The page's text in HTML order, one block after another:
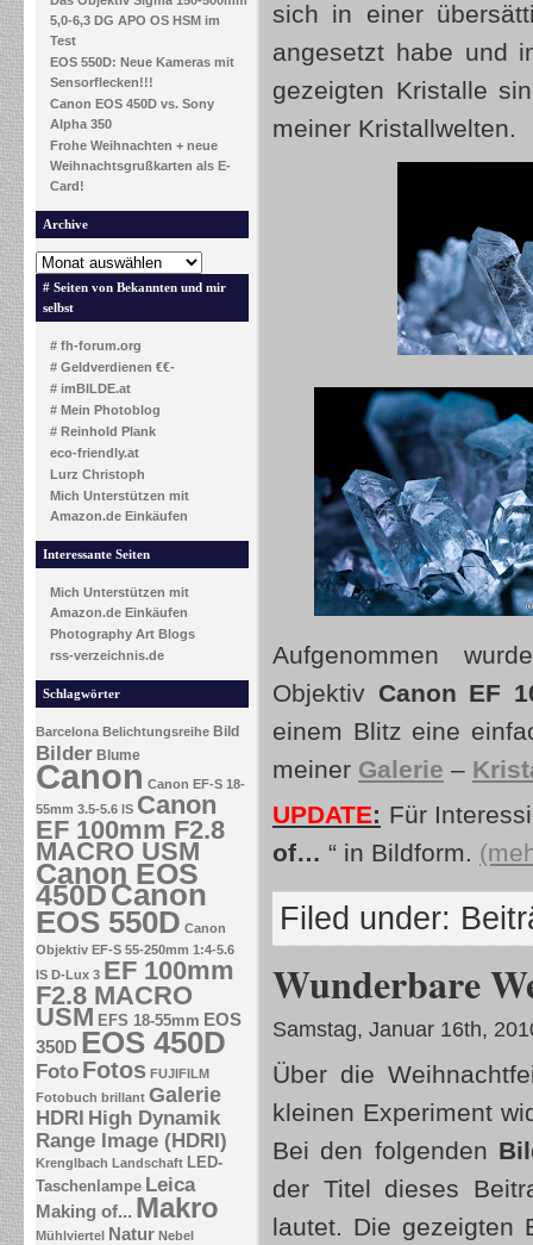
5,0-6,3 DG APO OS HSM im
Test
EOS 550D: Neue Kameras mit
Sensorflecken!!!
Canon EOS 450D vs. Sony
Alpha 350
Frohe Weihnachten + neue
Weihnachtsgrußkarten als E-
Card!
Archive
# Seiten von Bekannten und mir
selbst
# fh-forum.org
# Geldverdienen €€-
# imBILDE.at
# Mein Photoblog
# Reinhold Plank
eco-friendly.at
Lurz Christoph
Mich Unterstützen mit
Amazon.de Einkäufen
Interessante Seiten
Mich Unterstützen mit
Amazon.de Einkäufen
Photography Art Blogs
rss-verzeichnis.de
Schlagwörter
Barcelona Belichtungsreihe Bild
Bilder Blume
Canon Canon EF-S 18-
55mm 3.5-5.6 IS Canon
EF 100mm F2.8
MACRO USM
Canon EOS
450DCanon
EOS 550D Canon
Objektiv EF-S 55-250mm 1:4-5.6
IS D-Lux 3 EF 100mm
F2.8 MACRO
USM EFS 18-55mm EOS
350D EOS 450D
Foto Fotos FUJIFILM
Fotobuch brillant Galerie
HDRI High Dynamik
Range Image (HDRI)
Krenglbach Landschaft LED-
Taschenlampe Leica
Making of... Makro
Mühlviertel Natur Nebel
sich in einer
angesetzt habe und
gezeigten Kristalle
meiner Kristallwelten.
Aufgenommen
Objektiv Canon EF
einem Blitz eine
meiner Galerie –
UPDATE: Für
of… “ in Bildform.
Filed under:
Wunderbare
Samstag, Januar 16th,
Über die
kleinen Experiment
Bei den folgenden
der Titel dieses
lautet. Die